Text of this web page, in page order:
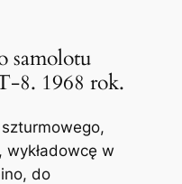
samolotu
8. 1968 rok.
wykładowcę w
do